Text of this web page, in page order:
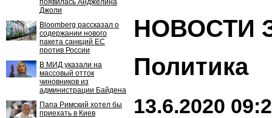
появилась Анджелина
Джоли
Bloomberg рассказал о
содержании нового
пакета санкций ЕС
против России
В МИД указали на
массовый отток
чиновников из
администрации Байдена
Папа Римский хотел бы
приехать в Киев
НОВОСТИ
Политика
13.6.2020